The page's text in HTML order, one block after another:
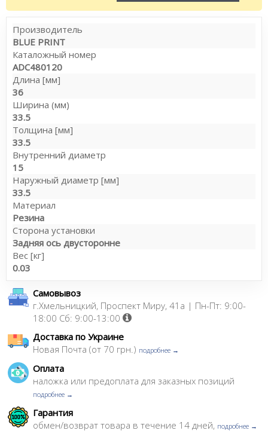
Производитель
BLUE PRINT
Каталожный номер
ADC480120
Длина [мм]
36
Ширина (мм)
33.5
Толщина [мм]
33.5
Внутренний диаметр
15
Наружный диаметр [мм]
33.5
Материал
Резина
Сторона установки
Задняя ось двусторонне
Вес [кг]
0.03
Самовывоз
г.Хмельницкий, Проспект Миру, 41а | Пн-Пт: 9:00-
18:00 Сб: 9:00-13:00
Доставка по Украине
Новая Почта (от 70 грн.) подробнее →
Оплата
наложка или предоплата для заказных позиций
подробнее →
Гарантия
обмен/возврат товара в течение 14 дней, подробнее →